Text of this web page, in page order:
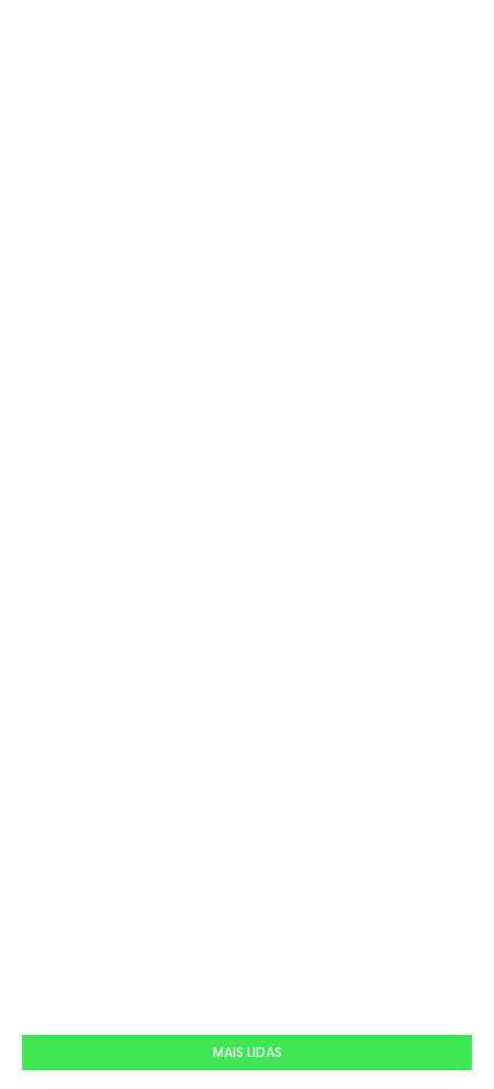
MAIS LIDAS